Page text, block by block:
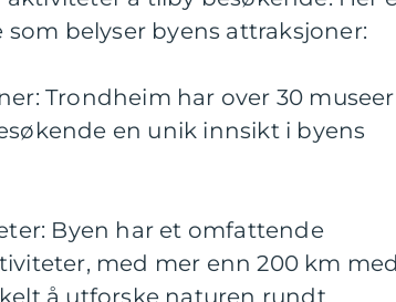
belyser byens attraksjoner:
Trondheim har over 30 museer
en unik innsikt i byens
Byen har et omfattende
med mer enn 200 km med